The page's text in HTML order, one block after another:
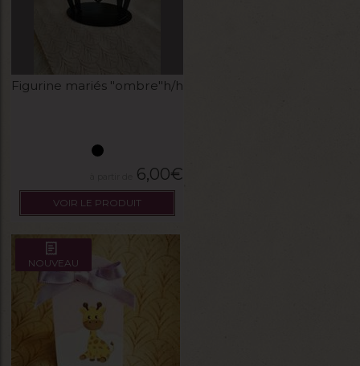
Figurine mariés "ombre"h/h
6,00€
VOIR LE PRODUIT
NOUVEAU